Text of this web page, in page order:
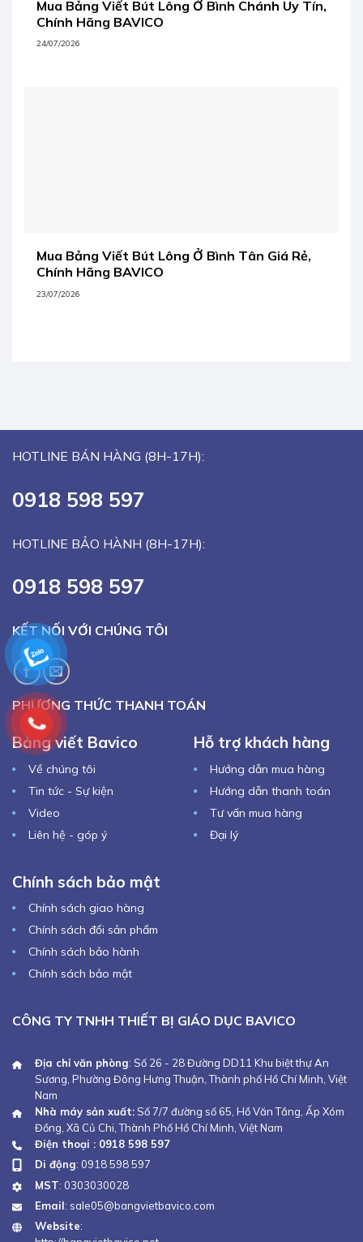
Mua Bảng Viết Bút Lông Ở Bình Chánh Uy Tín,
Chính Hãng BAVICO
24/07/2026
Mua Bảng Viết Bút Lông Ở Bình Tân Giá Rẻ,
Chính Hãng BAVICO
23/07/2026
HOTLINE BÁN HÀNG (8H-17H):
0918 598 597
HOTLINE BẢO HÀNH (8H-17H):
0918 598 597
KẾT NỐI VỚI CHÚNG TÔI
PHƯƠNG THỨC THANH TOÁN
Bảng viết Bavico
Về chúng tôi
Tin tức - Sự kiện
Video
Liên hệ - góp ý
Hỗ trợ khách hàng
Hướng dẫn mua hàng
Hướng dẫn thanh toán
Tư vấn mua hàng
Đại lý
Chính sách bảo mật
Chính sách giao hàng
Chính sách đổi sản phẩm
Chính sách bảo hành
Chính sách bảo mật
CÔNG TY TNHH THIẾT BỊ GIÁO DỤC BAVICO
Địa chỉ văn phòng: Số 26 - 28 Đường DD11 Khu biệt thự An
Sương, Phường Đông Hưng Thuận, Thành phố Hồ Chí Minh, Việt
Nam
Nhà máy sản xuất: Số 7/7 đường số 65, Hồ Văn Tắng, Ấp Xóm
Đồng, Xã Củ Chi, Thành Phố Hồ Chí Minh, Việt Nam
Điện thoại : 0918 598 597
Di động: 0918 598 597
MST: 0303030028
Email: sale05@bangvietbavico.com
Website: